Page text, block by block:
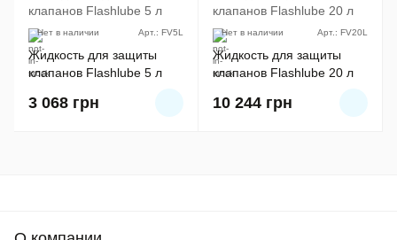
Нет в наличии Арт.: FV5L
Жидкость для защиты
клапанов Flashlube 5 л
3 068 грн
Нет в наличии Арт.: FV20L
Жидкость для защиты
клапанов Flashlube 20 л
10 244 грн